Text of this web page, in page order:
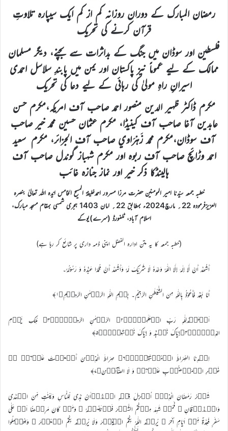
رمضان المبارک کے دوران روزانہ کم از کم ایک سیپارہ تلاوتِ
قرآن کرنے کی تحریک
فلسطین اور سوڈان میں جنگ کے بداثرات سے بچنے، دیگر مسلمان
ممالک کے لیے عموماً نیز پاکستان اور یمن میں پابندِ سلاسل احمدی
اسیرانِ راہِ مولیٰ کی رہائی کے لیے دعا کی تحریک
مکرم ڈاکٹر ظہير الدين منصور احمد صاحب آف امریکہ،مکرم حسن
عابدين آغا صاحب آف کینیڈا، مکرم عثمان حسين محمد خير صاحب
آف سوڈان،مکرم محمد زَہْرَاوي صاحب آف الجزائر، مکرم سعيد
احمد وڑائچ صاحب آف ربوہ اور مکرم شہباز گوندل صاحب آف
ہالینڈکا ذکر خیر اور نماز جنازہ غائب
خطبہ جمعہ سیّدنا امیر المومنین حضرت مرزا مسرور احمدخلیفۃ المسیح الخامس ایّدہ اللہ تعالیٰ بنصرہ
العزیزفرمودہ 22؍ مارچ2024ء بمطابق 22؍ امان 1403 ہجری شمسی بمقام مسجد مبارک،
اسلام آباد، ٹلفورڈ (سرے)یوکے
(خطبہ جمعہ کا یہ متن ادارہ الفضل اپنی ذمہ داری پر شائع کر رہا ہے)
أَشْھَدُ أَنْ لَّا إِلٰہَ إِلَّا اللّٰہُ وَحْدَہٗ لَا شَرِيْکَ لَہٗ وَأَشْھَدُ أَنَّ مُحَمَّدًا عَبْدُہٗ وَ رَسُوْلُہٗ۔
أَمَّا بَعْدُ فَأَعُوْذُ بِاللّٰہِ مِنَ الشَّيْطٰنِ الرَّجِيْمِ۔ بِسۡمِ اللّٰہِ الرَّحۡمٰنِ الرَّحِیۡمِ﴿۱﴾
اَلۡحَمۡدُلِلّٰہِ رَبِّ الۡعٰلَمِیۡنۙ﴿۲﴾ الرَّحۡمٰنِ الرَّحِیۡمِۙ﴿۳﴾ مٰلِکِ یَوۡمِ
الدِّیۡنِؕ﴿۴﴾إِیَّاکَ نَعۡبُدُ وَ إِیَّاکَ نَسۡتَعِیۡنؕ﴿۵﴾
اِہۡدِنَا الصِّرَاطَ الۡمُسۡتَقِیۡمۙ﴿۶﴾ صِرَاطَ الَّذِیۡنَ أَنۡعَمۡتَ عَلَیۡہِمۡ ۬ۙ
غَیۡرِ الۡمَغۡضُوۡبِ عَلَیۡہِمۡ وَ لَا الضَّآلِّیۡنَ﴿۷﴾
شَہۡرُ رَمَضَانَ الَّذِیۡۤ اُنۡزِلَ فِیۡہِ الۡقُرۡاٰنُ ہُدًی لِّلنَّاسِ وَبَیِّنٰتٍ مِّنَ الۡہُدٰی
وَالۡفُرۡقَانِ ۚ فَمَنۡ شَہِدَ مِنۡکُمُ الشَّہۡرَ فَلۡیَصُمۡہُ ؕ وَمَنۡ کَانَ مَرِیۡضًا اَوۡ عَلٰی
سَفَرٍ فَعِدَّۃٌ مِّنۡ اَیَّامٍ اُخَرَ ؕ یُرِیۡدُ اللّٰہُ بِکُمُ الۡیُسۡرَ وَلَا یُرِیۡدُ بِکُمُ الۡعُسۡرَ ۫ وَلِتُکۡمِلُوا